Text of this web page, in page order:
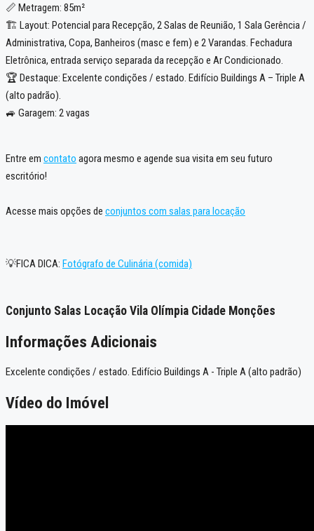
📏 Metragem: 85m²
🏗️ Layout: Potencial para Recepção, 2 Salas de Reunião, 1 Sala Gerência /
Administrativa, Copa, Banheiros (masc e fem) e 2 Varandas. Fechadura
Eletrônica, entrada serviço separada da recepção e Ar Condicionado.
🏆 Destaque: Excelente condições / estado. Edifício Buildings A – Triple A
(alto padrão).
🚙 Garagem: 2 vagas
Entre em contato agora mesmo e agende sua visita em seu futuro
escritório!
Acesse mais opções de conjuntos com salas para locação
💡FICA DICA: Fotógrafo de Culinária (comida)
Conjunto Salas Locação Vila Olímpia Cidade Monções
Informações Adicionais
Excelente condições / estado. Edifício Buildings A - Triple A (alto padrão)
Vídeo do Imóvel